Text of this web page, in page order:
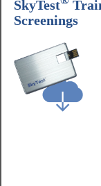
SkyTest
Screenings